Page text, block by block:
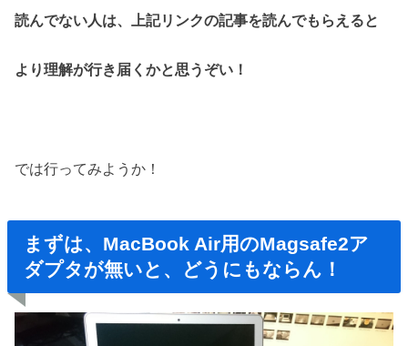
読んでない人は、上記リンクの記事を読んでもらえると
より理解が行き届くかと思うぞい！
では行ってみようか！
まずは、MacBook Air用のMagsafe2ア
ダプタが無いと、どうにもならん！